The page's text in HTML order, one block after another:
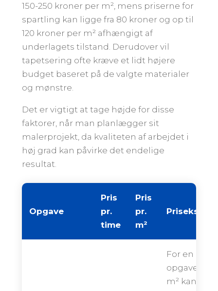
150-250 kroner per m², mens priserne for
spartling kan ligge fra 80 kroner og op til
120 kroner per m² afhængigt af
underlagets tilstand. Derudover vil
tapetsering ofte kræve et lidt højere
budget baseret på de valgte materialer
og mønstre.
Det er vigtigt at tage højde for disse
faktorer, når man planlægger sit
malerprojekt, da kvaliteten af arbejdet i
høj grad kan påvirke det endelige
resultat.
Opgave
Pris
pr.
time
Pris
pr.
m²
For en
opgave på
m² kan den